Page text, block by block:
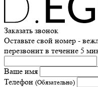
Заказать звонок
Оставьте свой номер -
перезвонит в течение 5
Ваше имя
Телефон (Обязательно)